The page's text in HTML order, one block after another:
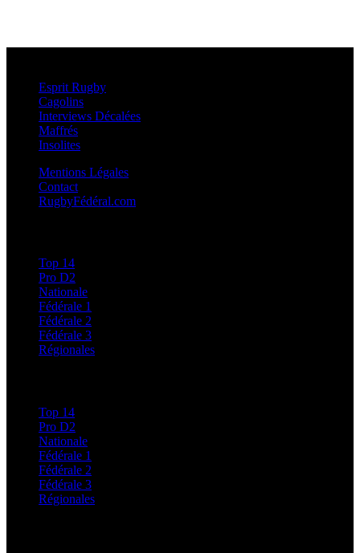
Esprit Rugby
Cagolins
Interviews Décalées
Maffrés
Insolites
Mentions Légales
Contact
RugbyFédéral.com
Top 14
Pro D2
Nationale
Fédérale 1
Fédérale 2
Fédérale 3
Régionales
Top 14
Pro D2
Nationale
Fédérale 1
Fédérale 2
Fédérale 3
Régionales